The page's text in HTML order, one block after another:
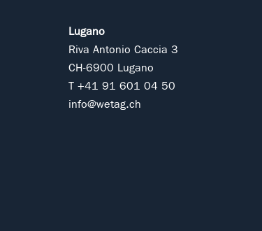
Lugano
Riva Antonio Caccia 3
CH-6900 Lugano
T +41 91 601 04 50
info@wetag.ch